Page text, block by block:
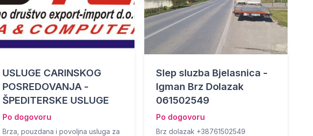
USLUGE CARINSKOG
POSREDOVANJA -
ŠPEDITERSKE USLUGE
Po dogovoru
Brza, pouzdana i povoljna usluga za
Slep sluzba Bjelasnica -
Igman Brz Dolazak
061502549
Po dogovoru
Brz dolazak +38761502549